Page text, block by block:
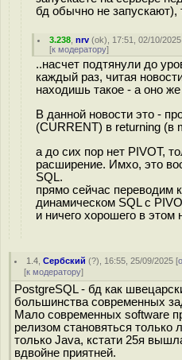
бд обычно не запускают),
3.238 ,nrv (ok), 17:51, 02/10/
[к модератору]
..насчет подтянули до
каждый раз, читая
находишь такое - а оно
В данной новости это -
(CURRENT) в returning (в
а до сих пор нет PIVOT,
расширение. Имхо, это
SQL.
прямо сейчас переводим
динамическом SQL с
и ничего хорошего в этом
1.4 ,Сербский (?), 16:55, 25/09/2025 [
[к модератору]
PostgreSQL - бд как
большинства современных
Мало современных software
релизом становяться только
только Java, кстати 25я
вдвойне приятней.